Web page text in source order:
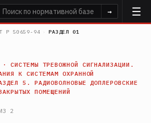
→
Р 50659-94 › РАЗДЕЛ 01
СИСТЕМЫ ТРЕВОЖНОЙ СИГНАЛИЗАЦИИ.
К СИСТЕМАМ ОХРАННОЙ
5. РАДИОВОЛНОВЫЕ ДОПЛЕРОВСКИЕ
ПОМЕЩЕНИЙ
2